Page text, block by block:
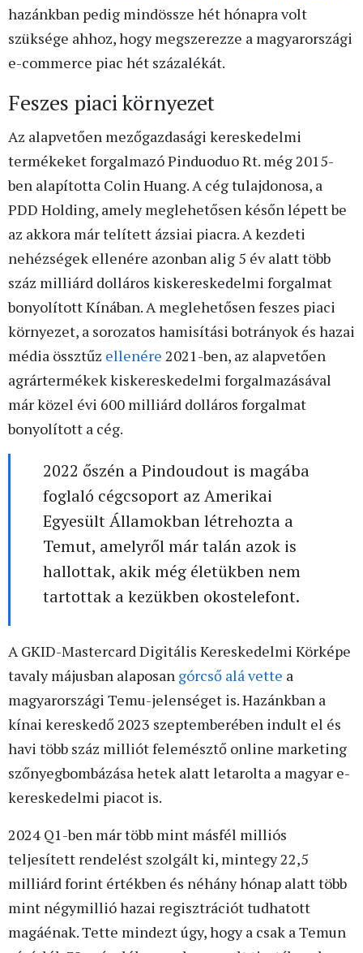
hazánkban pedig mindössze hét hónapra volt
szüksége ahhoz, hogy megszerezze a magyarországi
e-commerce piac hét százalékát.
Feszes piaci környezet
Az alapvetően mezőgazdasági kereskedelmi
termékeket forgalmazó Pinduoduo Rt. még 2015-
ben alapította Colin Huang. A cég tulajdonosa, a
PDD Holding, amely meglehetősen későn lépett be
az akkora már telített ázsiai piacra. A kezdeti
nehézségek ellenére azonban alig 5 év alatt több
száz milliárd dolláros kiskereskedelmi forgalmat
bonyolított Kínában. A meglehetősen feszes piaci
környezet, a sorozatos hamisítási botrányok és hazai
média össztűz ellenére 2021-ben, az alapvetően
agrártermékek kiskereskedelmi forgalmazásával
már közel évi 600 milliárd dolláros forgalmat
bonyolított a cég.
2022 őszén a Pindoudout is magába
foglaló cégcsoport az Amerikai
Egyesült Államokban létrehozta a
Temut, amelyről már talán azok is
hallottak, akik még életükben nem
tartottak a kezükben okostelefont.
A GKID-Mastercard Digitális Kereskedelmi Körképe
tavaly májusban alaposan górcső alá vette a
magyarországi Temu-jelenséget is. Hazánkban a
kínai kereskedő 2023 szeptemberében indult el és
havi több száz milliót felemésztő online marketing
szőnyegbombázása hetek alatt letarolta a magyar e-
kereskedelmi piacot is.
2024 Q1-ben már több mint másfél milliós
teljesített rendelést szolgált ki, mintegy 22,5
milliárd forint értékben és néhány hónap alatt több
mint négymillió hazai regisztrációt tudhatott
magáénak. Tette mindezt úgy, hogy a csak a Temun